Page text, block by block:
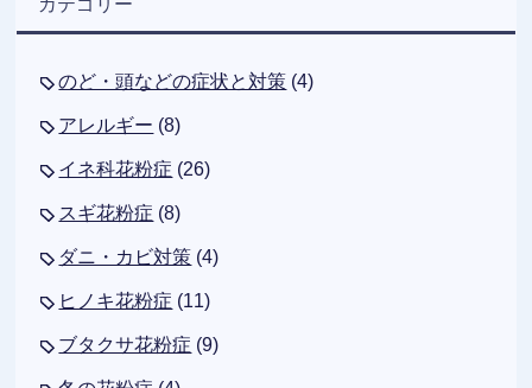
のど・頭などの症状と対策 (4)
アレルギー (8)
イネ科花粉症 (26)
スギ花粉症 (8)
ダニ・カビ対策 (4)
ヒノキ花粉症 (11)
ブタクサ花粉症 (9)